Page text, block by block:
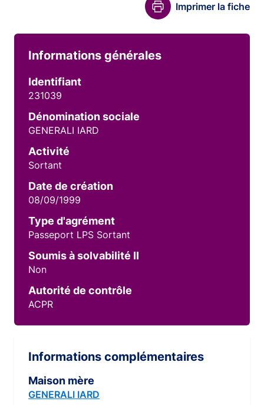
Imprimer la fiche
Informations générales
Identifiant
231039
Dénomination sociale
GENERALI IARD
Activité
Sortant
Date de création
08/09/1999
Type d'agrément
Passeport LPS Sortant
Soumis à solvabilité II
Non
Autorité de contrôle
ACPR
Informations complémentaires
Maison mère
GENERALI IARD